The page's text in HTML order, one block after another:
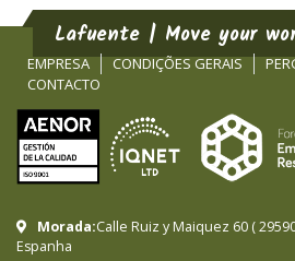
Lafuente | Move your
EMPRESA CONDIÇÕES GERAIS
CONTACTO
Morada:Calle Ruiz y Maiquez 60 (
Espanha